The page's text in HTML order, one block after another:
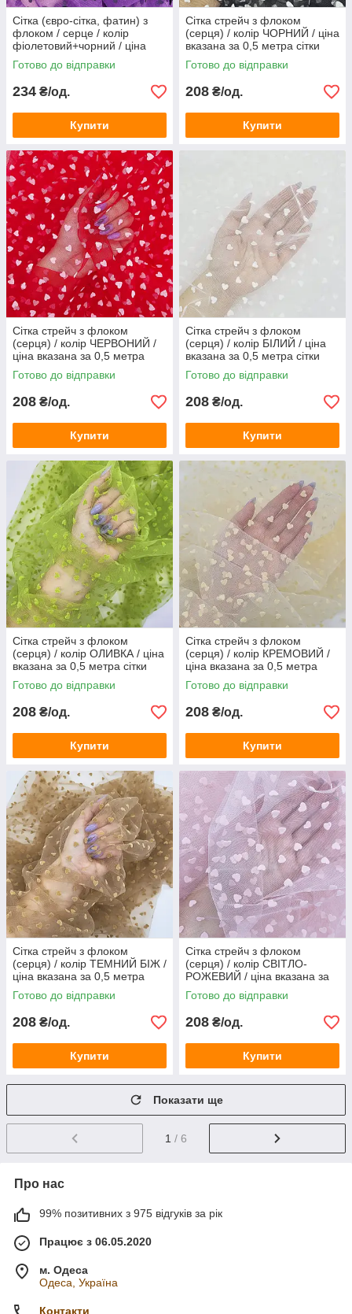
Сітка (євро-сітка, фатин) з
флоком / серце / колір
фіолетовий+чорний / ціна
вказана за 0,5 метра сітки
Готово до відправки
234 ₴/од.
Купити
Сітка стрейч з флоком
(серця) / колір ЧОРНИЙ / ціна
вказана за 0,5 метра сітки
Готово до відправки
208 ₴/од.
Купити
Сітка стрейч з флоком
(серця) / колір ЧЕРВОНИЙ /
ціна вказана за 0,5 метра
сітки
Готово до відправки
208 ₴/од.
Купити
Сітка стрейч з флоком
(серця) / колір БІЛИЙ / ціна
вказана за 0,5 метра сітки
Готово до відправки
208 ₴/од.
Купити
Сітка стрейч з флоком
(серця) / колір ОЛИВКА / ціна
вказана за 0,5 метра сітки
Готово до відправки
208 ₴/од.
Купити
Сітка стрейч з флоком
(серця) / колір КРЕМОВИЙ /
ціна вказана за 0,5 метра
сітки
Готово до відправки
208 ₴/од.
Купити
Сітка стрейч з флоком
(серця) / колір ТЕМНИЙ БІЖ /
ціна вказана за 0,5 метра
сітки
Готово до відправки
208 ₴/од.
Купити
Сітка стрейч з флоком
(серця) / колір СВІТЛО-
РОЖЕВИЙ / ціна вказана за
0,5 метра сітки
Готово до відправки
208 ₴/од.
Купити
Показати ще
1 / 6
Про нас
99% позитивних з 975 відгуків за рік
Працює з 06.05.2020
м. Одеса
Одеса, Україна
Контакти